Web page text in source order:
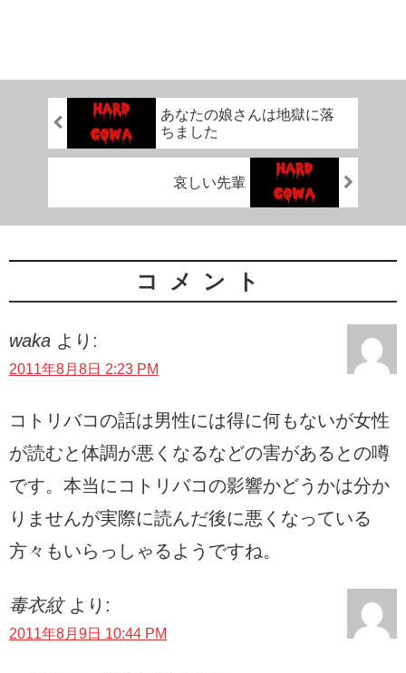
あなたの娘さんは地獄に落
ちました
哀しい先輩
コメント
waka より:
2011年8月8日 2:23 PM
コトリバコの話は男性には得に何もないが女性
が読むと体調が悪くなるなどの害があるとの噂
です。本当にコトリバコの影響かどうかは分か
りませんが実際に読んだ後に悪くなっている
方々もいらっしゃるようですね。
毒衣紋 より:
2011年8月9日 10:44 PM